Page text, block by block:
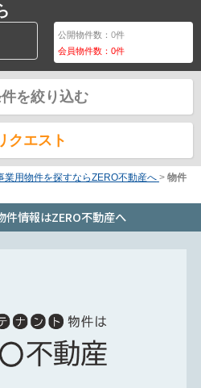
公開物件数：0件
会員物件数：0件
を絞り込む
クエスト
用物件を探すならZERO不動産へ > 物件
件情報はZERO不動産へ